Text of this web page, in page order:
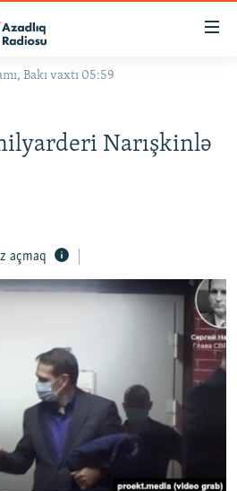
STANDARTLARIMIZ
Bakı vaxtı 05:59
Narışkinlə
açmaq